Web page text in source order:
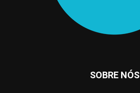
SOBRE NÓS